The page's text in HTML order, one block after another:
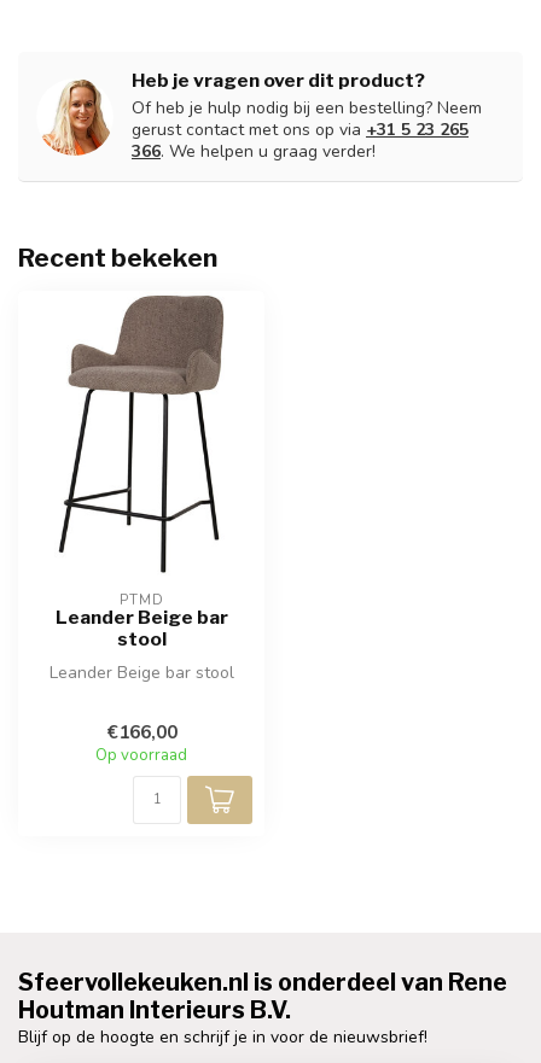
Heb je vragen over dit product?
Of heb je hulp nodig bij een bestelling? Neem
gerust contact met ons op via +31 5 23 265
366. We helpen u graag verder!
Recent bekeken
PTMD
Leander Beige bar
stool
Leander Beige bar stool
€166,00
Op voorraad
Sfeervollekeuken.nl is onderdeel van Rene
Houtman Interieurs B.V.
Blijf op de hoogte en schrijf je in voor de nieuwsbrief!